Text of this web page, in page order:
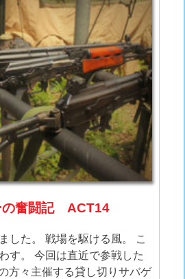
の奮闘記 ACT14
した。 戦場を駆ける風。 こ
す。 今回は直近で参戦した
方々主催する貸し切りサバゲ